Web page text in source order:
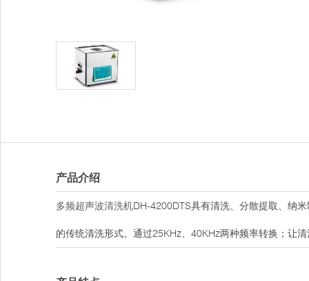
产品介绍
多频超声波清洗机DH-4200DTS具有清洗、分散提取、纳
的传统清洗形式。通过25KHz、40KHz两种频率转换；让